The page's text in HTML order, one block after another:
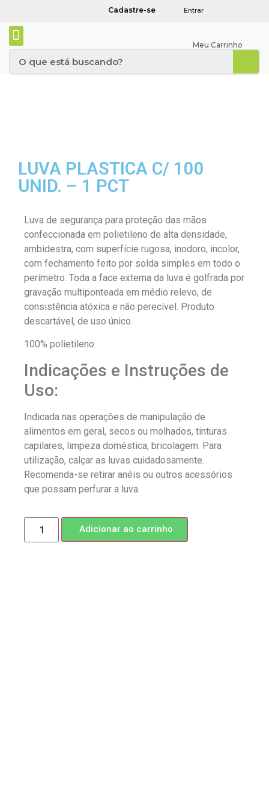
Cadastre-se Entrar
Meu Carrinho
LUVA PLASTICA C/ 100
UNID. – 1 PCT
Luva de segurança para proteção das mãos
confeccionada em polietileno de alta densidade,
ambidestra, com superfície rugosa, inodoro, incolor,
com fechamento feito por solda simples em todo o
perímetro. Toda a face externa da luva é golfrada por
gravação multiponteada em médio relevo, de
consistência atóxica e não perecível. Produto
descartável, de uso único.
100% polietileno.
Indicações e Instruções de
Uso:
Indicada nas operações de manipulação de
alimentos em geral, secos ou molhados, tinturas
capilares, limpeza doméstica, bricolagem. Para
utilização, calçar as luvas cuidadosamente.
Recomenda-se retirar anéis ou outros acessórios
que possam perfurar a luva.
Adicionar ao carrinho